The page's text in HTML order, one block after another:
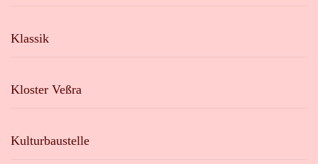
Klassik
Kloster Veßra
Kulturbaustelle